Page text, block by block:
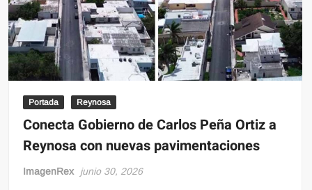
Portada Reynosa
Conecta Gobierno de Carlos Peña Ortiz a
Reynosa con nuevas pavimentaciones
ImagenRex junio 30, 2026